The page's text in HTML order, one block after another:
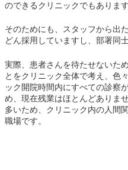
のできるクリニックでもあります
そのためにも、スタッフから出
どん採用していますし、部署同
実際、患者さんを待たせないた
とをクリニック全体で考え、色
ック開院時間内にすべての診察
め、現在残業はほとんどありま
多いため、クリニック内の人間
職場です。